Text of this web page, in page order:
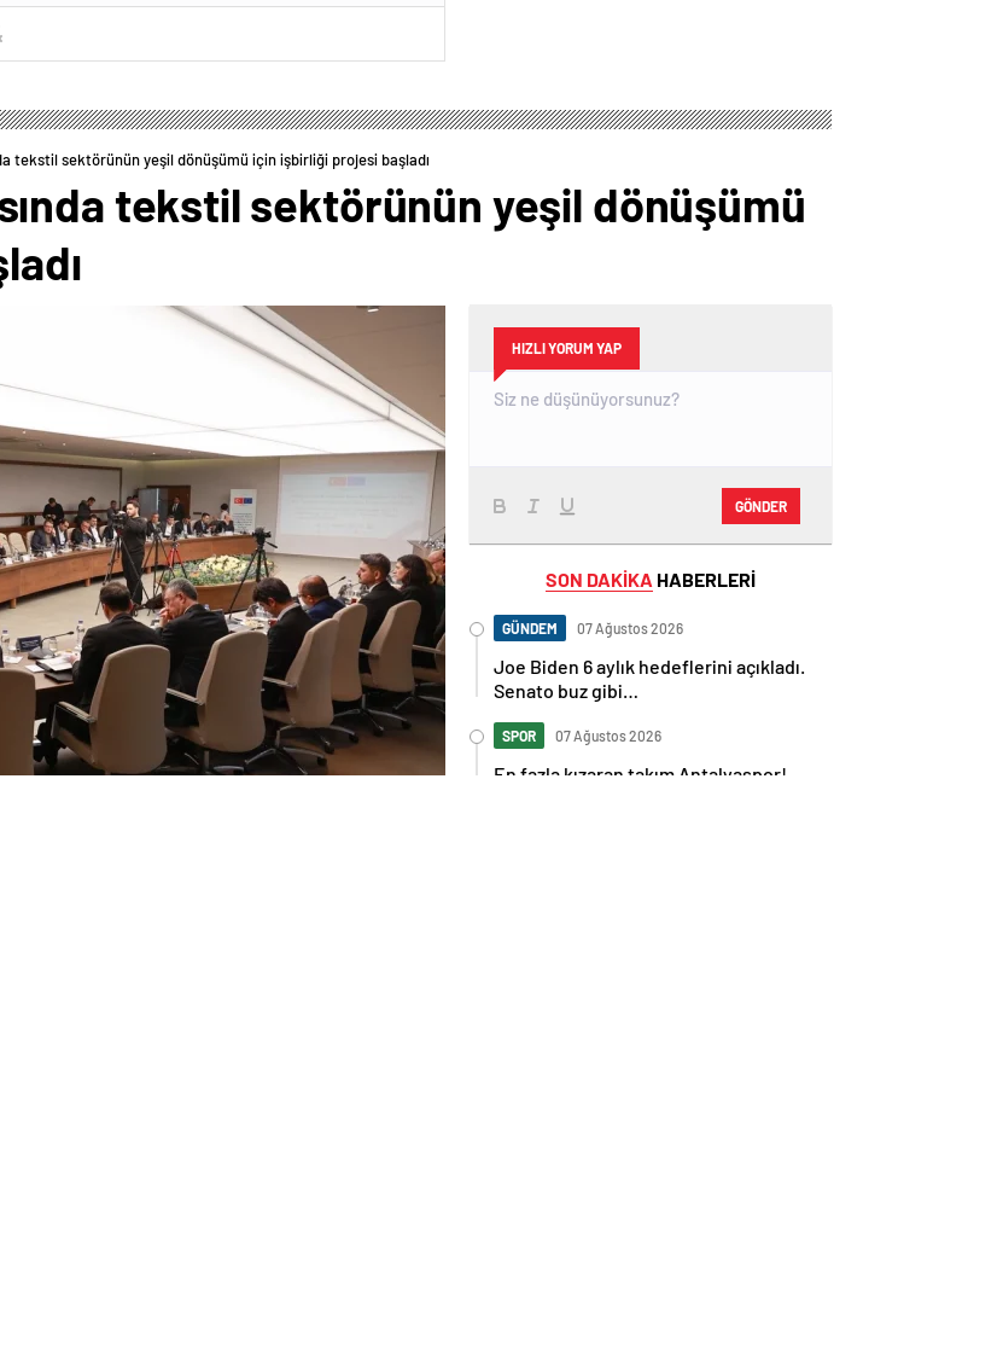
tekstil sektörünün yeşil dönüşümü için işbirliği projesi başladı
tekstil sektörünün yeşil dönüşümü
HIZLI YORUM YAP
GÖNDER
SON DAKİKA HABERLERİ
GÜNDEM 07 Ağustos 2026
Joe Biden 6 aylık hedeflerini açıkladı.
Senato buz gibi…
SPOR 07 Ağustos 2026
En fazla kızaran takım Antalyaspor!